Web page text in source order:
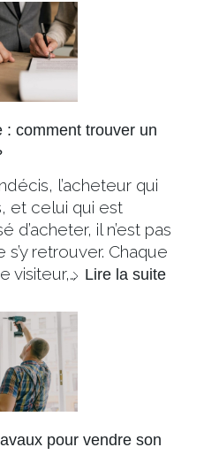
: comment trouver un
l’acheteur qui
et celui qui est
d’acheter, il n’est pas
retrouver. Chaque
visiteur,… Lire la suite
pour vendre son